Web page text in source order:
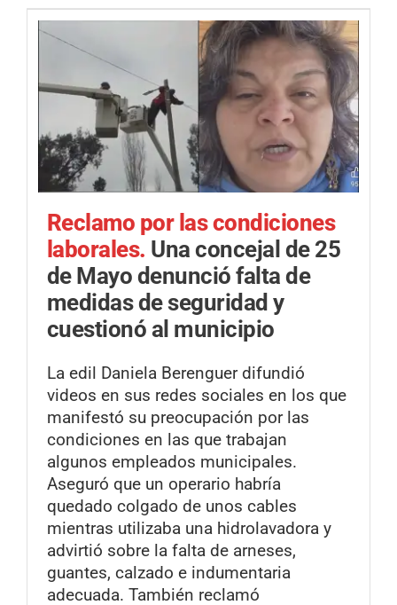
Reclamo por las condiciones
laborales. Una concejal de 25
de Mayo denunció falta de
medidas de seguridad y
cuestionó al municipio
La edil Daniela Berenguer difundió
videos en sus redes sociales en los que
manifestó su preocupación por las
condiciones en las que trabajan
algunos empleados municipales.
Aseguró que un operario habría
quedado colgado de unos cables
mientras utilizaba una hidrolavadora y
advirtió sobre la falta de arneses,
guantes, calzado e indumentaria
adecuada. También reclamó